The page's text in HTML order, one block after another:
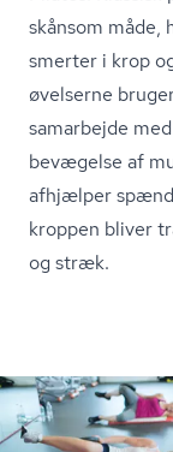
skånsom måde,
smerter i krop
øvelserne
samarbejde
bevægelse af
afhjælper
kroppen bliver
og stræk.